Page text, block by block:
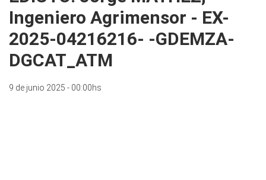
Ingeniero Agrimensor - EX-
2025-04216216- -GDEMZA-
DGCAT_ATM
9 de junio 2025 - 00:00hs